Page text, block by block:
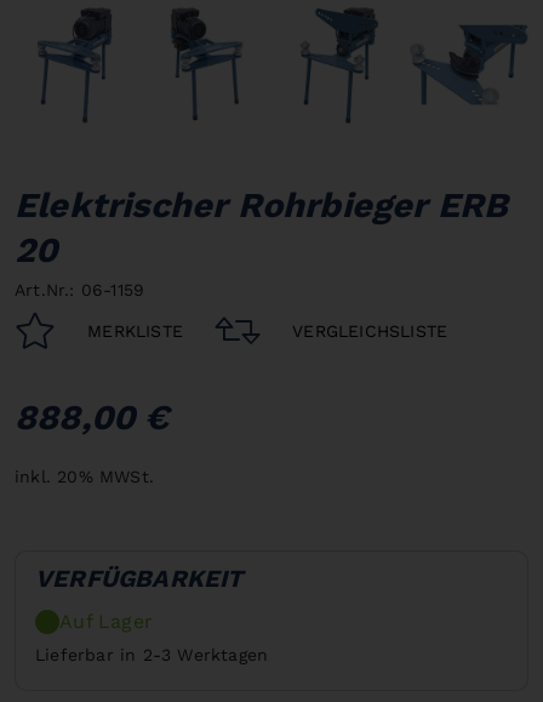
Elektrischer Rohrbieger ERB
20
Art.Nr.: 06-1159
MERKLISTE VERGLEICHSLISTE
888,00 €
inkl. 20% MWSt.
VERFÜGBARKEIT
Auf Lager
Lieferbar in 2-3 Werktagen